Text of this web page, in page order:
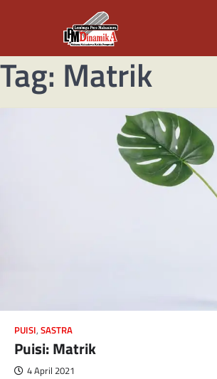
Tag: Matrik
PUISI, SASTRA
Puisi: Matrik
4 April 2021